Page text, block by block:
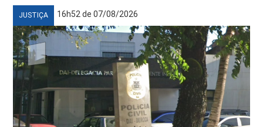
JUSTIÇA 16h52 de 07/08/2026